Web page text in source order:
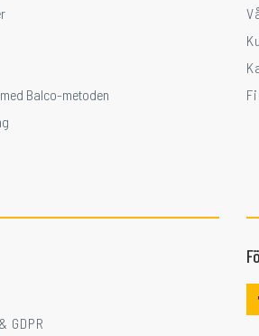
Balco-metoden
GDPR